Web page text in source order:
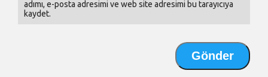
adımı, e-posta adresimi ve web site adresimi bu tarayıcıya
kaydet.